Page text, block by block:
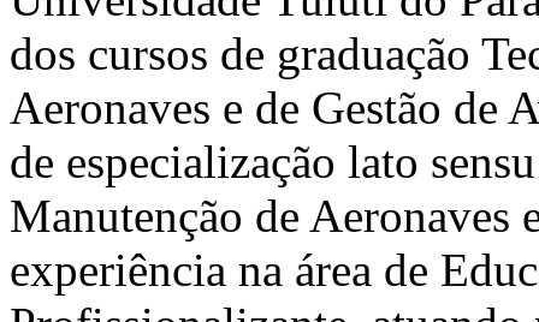
dos cursos de graduação
Aeronaves e de Gestão de
de especialização lato
Manutenção de Aeronaves
experiência na área de